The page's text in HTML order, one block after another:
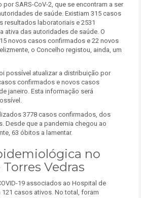
SARS-CoV-2, que se encontram a ser
de saúde. Existiam 315 casos
resultados laboratoriais e 2531
ativa das autoridades de saúde. O
novos casos confirmados e 22 novos
o Concelho registou, ainda, um
possível atualizar a distribuição por
confirmados e novos casos
janeiro. Esta informação será
3778 casos confirmados, dos
Desde que a pandemia chegou ao
63 óbitos a lamentar.
no
Vedras
19 associados ao Hospital de
121 casos ativos. No total, foram